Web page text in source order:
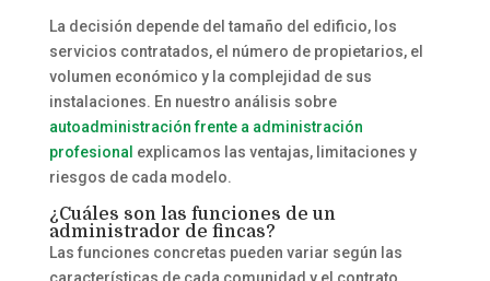
La decisión depende del tamaño del edificio, los
servicios contratados, el número de propietarios, el
volumen económico y la complejidad de sus
instalaciones. En nuestro análisis sobre
autoadministración frente a administración
profesional explicamos las ventajas, limitaciones y
riesgos de cada modelo.
¿Cuáles son las funciones de un
administrador de fincas?
Las funciones concretas pueden variar según las